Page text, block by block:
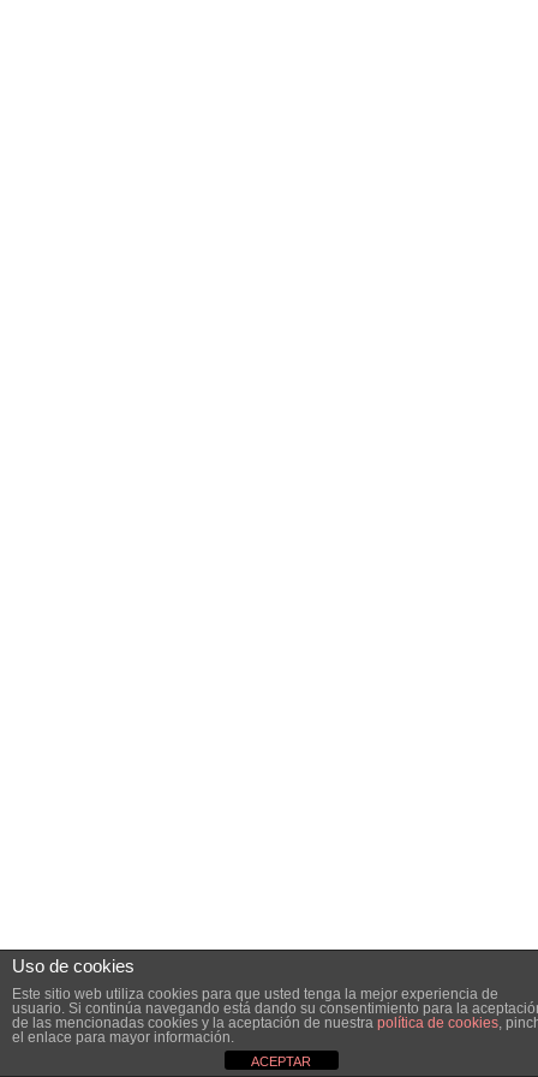
Uso de cookies
Este sitio web utiliza cookies para que usted tenga la mejor experiencia de
usuario. Si continúa navegando está dando su consentimiento para la
de las mencionadas cookies y la aceptación de nuestra política de cookies,
el enlace para mayor información.
ACEPTAR